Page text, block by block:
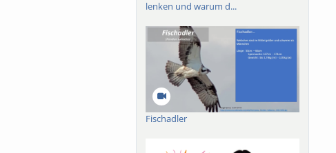
lenken und warum d...
Fischadler